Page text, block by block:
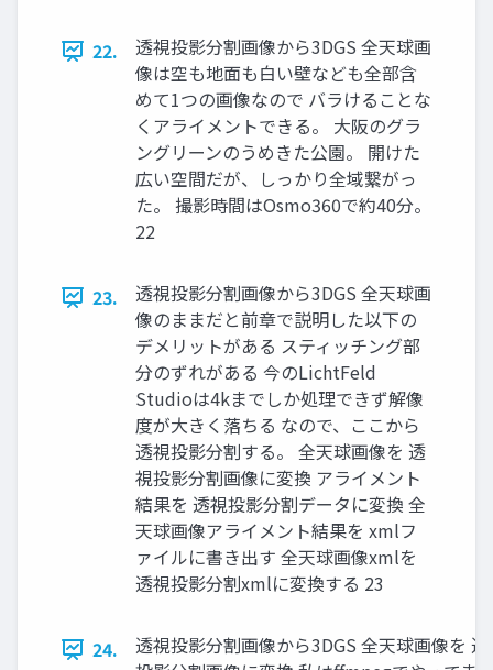
22.
透視投影分割画像から3DGS 全天球画
像は空も地面も白い壁なども全部含
めて1つの画像なので バラけることな
くアライメントできる。 大阪のグラ
ングリーンのうめきた公園。 開けた
広い空間だが、しっかり全域繋がっ
た。 撮影時間はOsmo360で約40分。
22
23.
透視投影分割画像から3DGS 全天球画
像のままだと前章で説明した以下の
デメリットがある スティッチング部
分のずれがある 今のLichtFeld
Studioは4kまでしか処理できず解像
度が大きく落ちる なので、ここから
透視投影分割する。 全天球画像を 透
視投影分割画像に変換 アライメント
結果を 透視投影分割データに変換 全
天球画像アライメント結果を xmlフ
ァイルに書き出す 全天球画像xmlを
透視投影分割xmlに変換する 23
24.
透視投影分割画像から3DGS 全天球画像を